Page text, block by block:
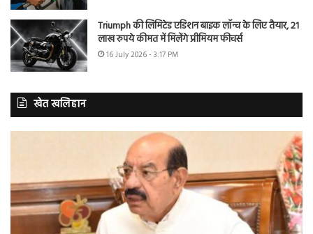
Triumph की लिमिटेड एडिशन बाइक लॉन्च के लिए तैयार, 21
लाख रुपये कीमत में मिलेंगे प्रीमियम फीचर्स
16 July 2026 - 3:17 PM
खेत खलिहान